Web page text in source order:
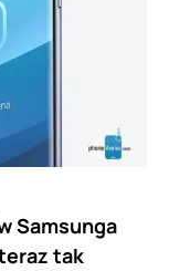
Samsunga
tak